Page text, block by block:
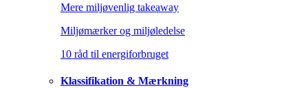
Mere miljøvenlig takeaway
Miljømærker og miljøledelse
10 råd til energiforbruget
Klassifikation & Mærkning